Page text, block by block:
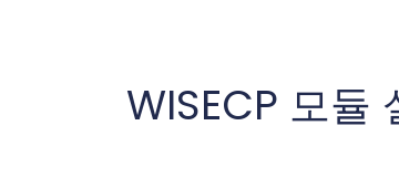
WISECP 모듈